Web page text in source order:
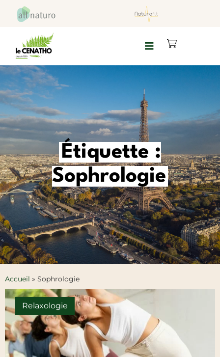
Étiquette :
Sophrologie
Accueil » Sophrologie
Relaxologie